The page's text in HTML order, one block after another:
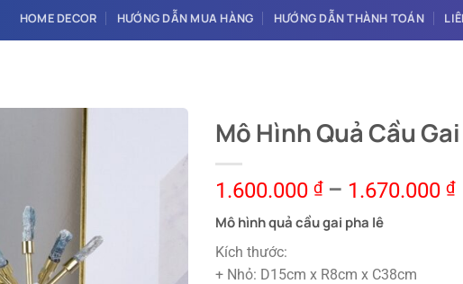
HOME DECOR HƯỚNG DẪN MUA HÀNG HƯỚNG DẪN THÀNH TOÁN
Mô Hình Quả Cầu
1.600.000 ₫– 1.670.000 ₫
Mô hình quả cầu gai pha lê
Kích thước:
+ Nhỏ: D15cm x R8cm x C38cm